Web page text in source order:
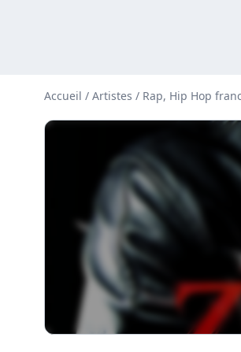
Accueil / Artistes / Rap, Hip Hop